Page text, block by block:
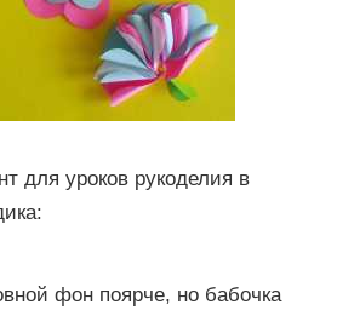
для уроков рукоделия в
фон поярче, но бабочка